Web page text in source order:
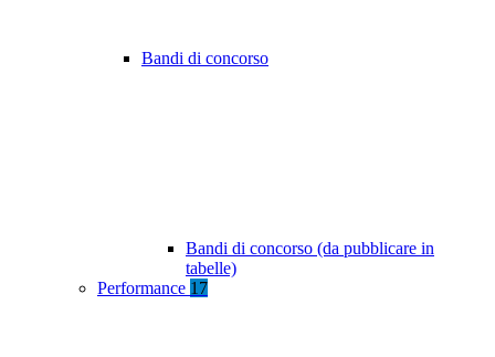
Bandi di concorso
Bandi di concorso (da pubblicare in
tabelle)
Performance 17